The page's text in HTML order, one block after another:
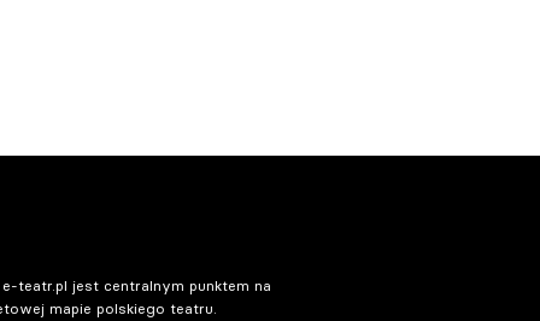
teatr.pl jest centralnym punktem na
mapie polskiego teatru.